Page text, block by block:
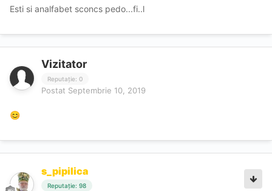
Esti si analfabet sconcs pedo...fi..l
Vizitator
Reputație: 0
Postat Septembrie 10, 2019
😊
s_pipilica
Reputație: 98